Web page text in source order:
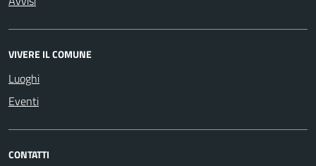
VIVERE IL COMUNE
Luoghi
Eventi
CONTATTI